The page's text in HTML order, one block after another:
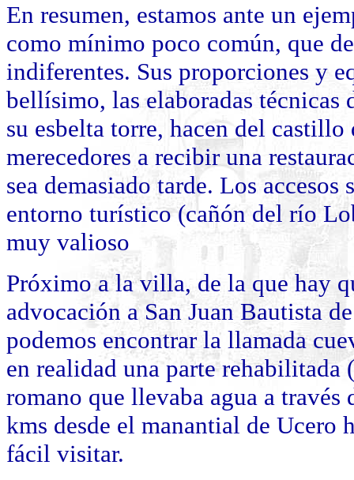
En resumen, estamos ante un
como mínimo poco común, que
indiferentes. Sus proporciones y
bellísimo, las elaboradas técnicas
su esbelta torre, hacen del
merecedores a recibir una
sea demasiado tarde. Los accesos
entorno turístico (cañón del río
muy valioso
Próximo a la villa, de la que hay
advocación a San Juan Bautista
podemos encontrar la llamada
en realidad una parte rehabilitada
romano que llevaba agua a través
kms desde el manantial de Ucero
fácil visitar.